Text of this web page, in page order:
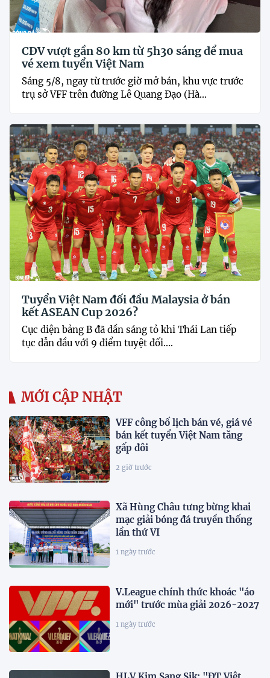
CĐV vượt gần 80 km từ 5h30 sáng để mua
vé xem tuyển Việt Nam
Sáng 5/8, ngay từ trước giờ mở bán, khu vực trước
trụ sở VFF trên đường Lê Quang Đạo (Hà...
Tuyển Việt Nam đối đầu Malaysia ở bán
kết ASEAN Cup 2026?
Cục diện bảng B đã dần sáng tỏ khi Thái Lan tiếp
tục dẫn đầu với 9 điểm tuyệt đối....
MỚI CẬP NHẬT
VFF công bố lịch bán vé, giá vé
bán kết tuyển Việt Nam tăng
gấp đôi
2 giờ trước
Xã Hùng Châu tưng bừng khai
mạc giải bóng đá truyền thống
lần thứ VI
1 ngày trước
V.League chính thức khoác "áo
mới" trước mùa giải 2026-2027
1 ngày trước